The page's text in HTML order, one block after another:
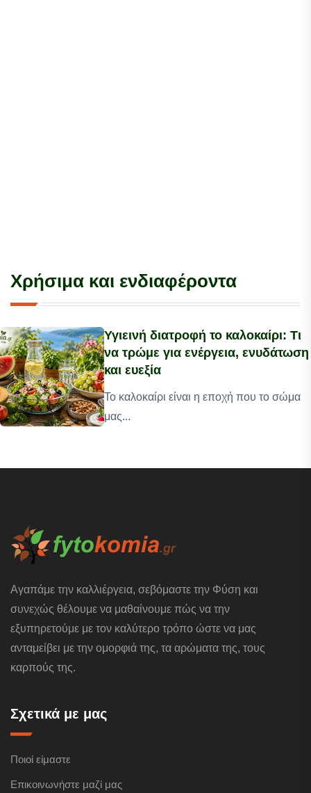
Χρήσιμα και ενδιαφέροντα
Υγιεινή διατροφή το καλοκαίρι: Τι
να τρώμε για ενέργεια, ενυδάτωση
και ευεξία
Το καλοκαίρι είναι η εποχή που το σώμα
μας...
Αγαπάμε την καλλιέργεια, σεβόμαστε την Φύση και
συνεχώς θέλουμε να μαθαίνουμε πώς να την
εξυπηρετούμε με τον καλύτερο τρόπο ώστε να μας
ανταμείβει με την ομορφιά της, τα αρώματα της, τους
καρπούς της.
Σχετικά με μας
Ποιοί είμαστε
Επικοινωνήστε μαζί μας